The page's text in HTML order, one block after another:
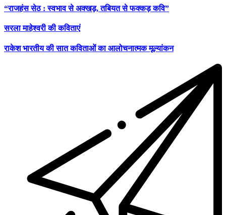
“राजहंस सेठ : स्वभाव से अक्खड़, तबियत से फक्कड़ कवि”
सरला माहेश्वरी की कविताएं
राकेश भारतीय की सात कविताओं का आलोचनात्मक मूल्यांकन